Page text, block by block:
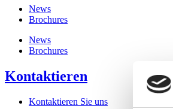
News
Brochures
News
Brochures
Kontaktieren
Kontaktieren Sie uns